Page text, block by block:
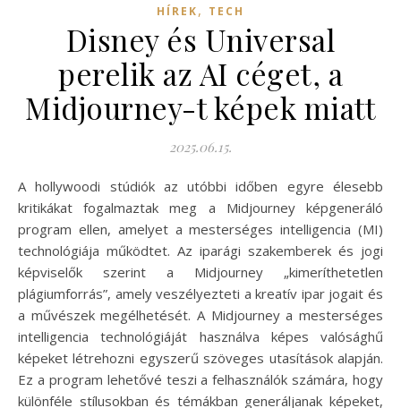
HÍREK, TECH
Disney és Universal
perelik az AI céget, a
Midjourney-t képek miatt
2025.06.15.
A hollywoodi stúdiók az utóbbi időben egyre élesebb
kritikákat fogalmaztak meg a Midjourney képgeneráló
program ellen, amelyet a mesterséges intelligencia (MI)
technológiája működtet. Az iparági szakemberek és jogi
képviselők szerint a Midjourney „kimeríthetetlen
plágiumforrás”, amely veszélyezteti a kreatív ipar jogait és
a művészek megélhetését. A Midjourney a mesterséges
intelligencia technológiáját használva képes valósághű
képeket létrehozni egyszerű szöveges utasítások alapján.
Ez a program lehetővé teszi a felhasználók számára, hogy
különféle stílusokban és témákban generáljanak képeket,